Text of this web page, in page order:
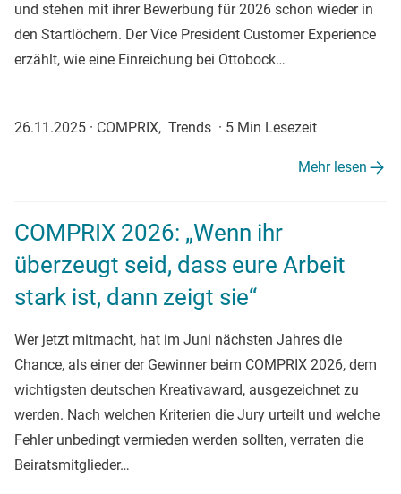
und stehen mit ihrer Bewerbung für 2026 schon wieder in
den Startlöchern. Der Vice President Customer Experience
erzählt, wie eine Einreichung bei Ottobock…
26.11.2025 · COMPRIX, Trends · 5 Min Lesezeit
Mehr lesen
COMPRIX 2026: „Wenn ihr
überzeugt seid, dass eure Arbeit
stark ist, dann zeigt sie“
Wer jetzt mitmacht, hat im Juni nächsten Jahres die
Chance, als einer der Gewinner beim COMPRIX 2026, dem
wichtigsten deutschen Kreativaward, ausgezeichnet zu
werden. Nach welchen Kriterien die Jury urteilt und welche
Fehler unbedingt vermieden werden sollten, verraten die
Beiratsmitglieder…